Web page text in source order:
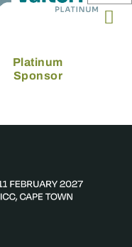
Platinum
Sponsor